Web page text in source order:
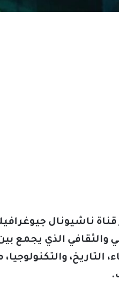
قناة ناشيونال
والثقافي الذي يجمع
التاريخ،